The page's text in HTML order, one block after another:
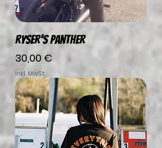
RYSER'S Panther
Preis
30,00 €
inkl. MwSt.